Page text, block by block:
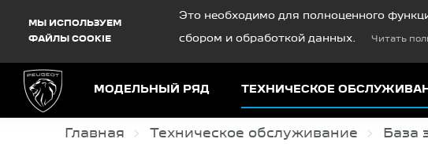
МЫ ИСПОЛЬЗУЕМ
ФАЙЛЫ COOKIE
Это необходимо для полноценного
сбором и обработкой данных. Читать
МОДЕЛЬНЫЙ РЯД ТЕХНИЧЕСКОЕ
Главная Техническое обслуживание База